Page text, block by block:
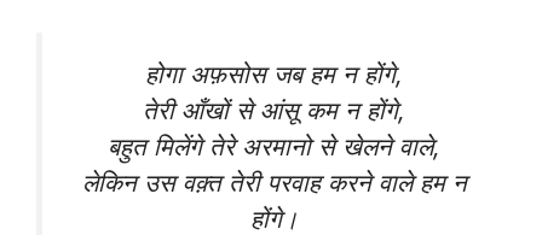
होगा अफ़सोस जब हम न होंगे,
तेरी आँखों से आंसू कम न होंगे,
बहुत मिलेंगे तेरे अरमानो से खेलने वाले,
लेकिन उस वक़्त तेरी परवाह करने वाले हम न
होंगे।